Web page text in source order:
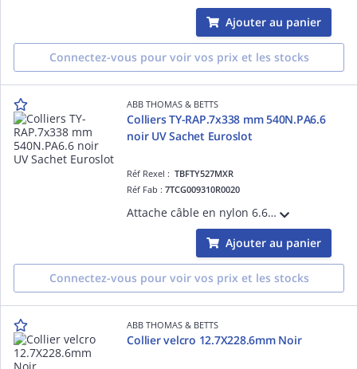
Ajouter au panier
Connectez-vous pour voir vos prix et les stocks
ABB THOMAS & BETTS
Colliers TY-RAP.7x338 mm 540N.PA6.6
noir UV Sachet Euroslot
Réf Rexel :TBFTY527MXR
Réf Fab :7TCG009310R0020
Attache câble en nylon 6.6-Couleur noir-résiste jusqu'à 105°C - Longueur de 338mm-largeur 7mm-Résistance à la traction de 540N-Emballage Euroslot-Idéale pour l'organisation des câbles en environnements intérieurs exigeants.
Ajouter au panier
Connectez-vous pour voir vos prix et les stocks
ABB THOMAS & BETTS
Collier velcro 12.7X228.6mm Noir